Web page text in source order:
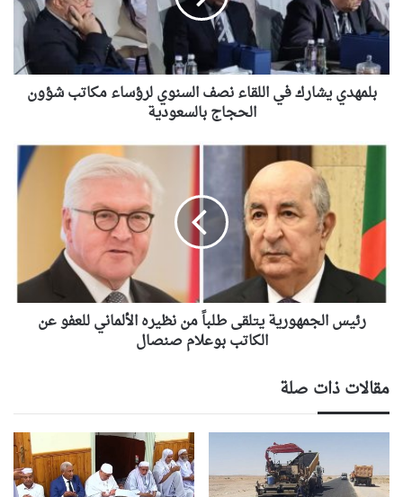
السنوي
لرؤساء
مكاتب
شؤون
الحجاج
بالسعودية
بلمهدي يشارك في اللقاء نصف السنوي لرؤساء مكاتب شؤون
الحجاج بالسعودية
رئيس
الجمهورية
يتلقى
من
نظيره
الألماني
للعفو
عن
الكاتبرئيس الجمهورية يتلقى طلباً من نظيره الألماني للعفو عن
الكاتب بوعلام صنصال
مقالات ذات صلة